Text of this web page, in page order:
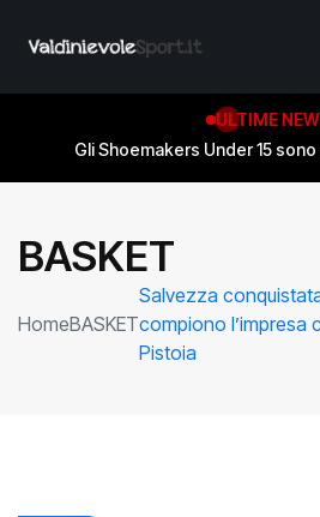
ULTIME
Gli Shoemakers Under 15
BASKET
HomeBASKET
Salvezza
compiono l’impresa
Pistoia